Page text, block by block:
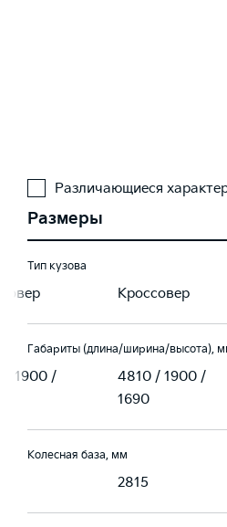
Различающиеся
Размеры
Тип кузова
Кроссовер
Габариты (длина/ширина/высота),
/ 1900 /
4810 / 1900 /
1690
Колесная база, мм
2815